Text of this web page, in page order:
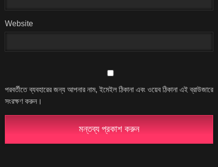
Website
পরবর্তীতে ব্যবহারের জন্য আপনার নাম, ইমেইল ঠিকানা এবং ওয়েব ঠিকানা এই ব্রাউজারে
সংরক্ষণ করুন।